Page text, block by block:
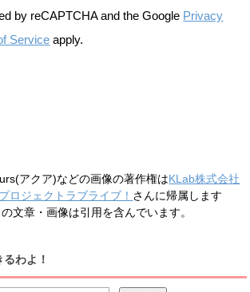
by reCAPTCHA and the Google Privacy
Service apply.
アクア)などの画像の著作権はKLab株式会社
プロジェクトラブライブ！ さんに帰属します
文章・画像は引用を含んでいます。
わよ！